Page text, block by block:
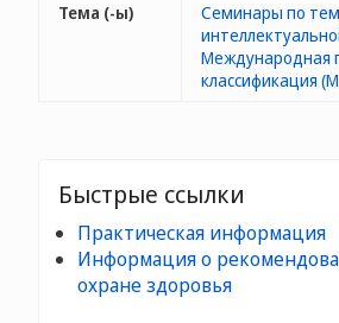
Тема (-ы)
Семинары по
Международная
классификация
Быстрые ссылки
Практическая информация
Информация о
охране здоровья